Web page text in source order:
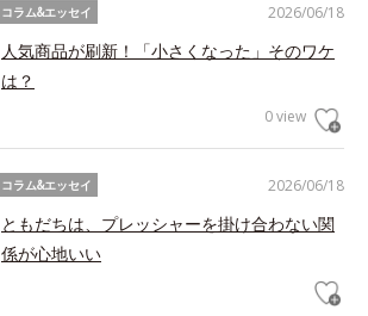
2026/06/18
コラム&エッセイ
人気商品が刷新！「小さくなった」そのワケ
は？
0 view
2026/06/18
コラム&エッセイ
ともだちは、プレッシャーを掛け合わない関
係が心地いい